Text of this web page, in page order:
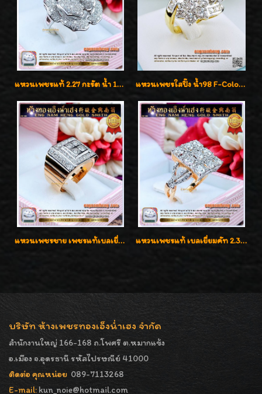
แหวนเพชรแท้ 2.27 กะรัต น้ำ 100% เบลเยี่ยมคัท ลวดลายดอกกุหลาบหรู แหวนเพชรใสปิ๊ง น้ำ98 F-Color/VVS1 น้ำหนักเพชรรวม 2.56 กะรัต ใส่เต็มนิ้วเพชรเป็นน้ำเป็นเนื้อสวยมากๆค่ะ
แหวนเพชรชาย เพชรแท้เบลเยี่ยมคัท น้ำ100% D-Color/VVS 2.46 กะรัต แหวนเพชรแท้ เบลเยี่ยมคัท 2.39 กะรัต น้ำ 98 F-Color/VVS ดีไซน์หน้ากว้างหรูเต็มนิ้ว
บริษัท ห้างเพชรทองเอ็งน่ำเฮง จำกัด
สำนักงานใหญ่ 166-168 ถ.โพศรี ต.หมากแข้ง
อ.เมือง จ.อุดรธานี รหัสไปรษณีย์ 41000
ติดต่อ คุณหน่อย 089-7113268
E-mail: kun_noie@hotmail.com